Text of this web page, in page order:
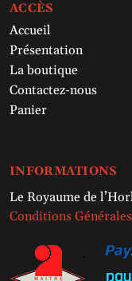
ACCÈS
Accueil
Présentation
La boutique
Contactez-nous
Panier
INFORMATIONS
Le Royaume de
Conditions